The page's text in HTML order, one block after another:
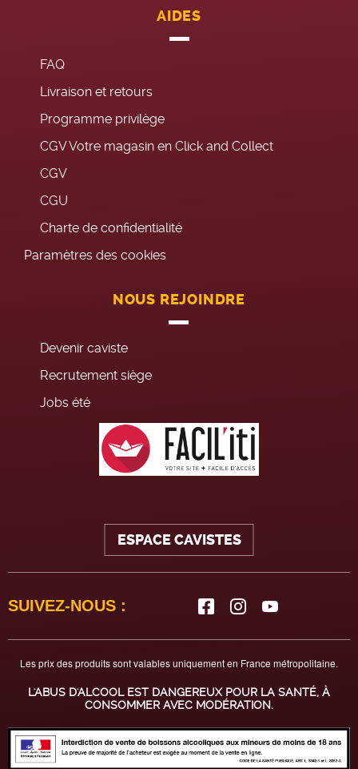
AIDES
FAQ
Livraison et retours
Programme privilège
CGV Votre magasin en Click and Collect
CGV
CGU
Charte de confidentialité
Paramètres des cookies
NOUS REJOINDRE
Devenir caviste
Recrutement siège
Jobs été
ESPACE CAVISTES
SUIVEZ-NOUS :
Les prix des produits sont valables uniquement en France métropolitaine.
L'ABUS D'ALCOOL EST DANGEREUX POUR LA SANTÉ, À
CONSOMMER AVEC MODÉRATION.